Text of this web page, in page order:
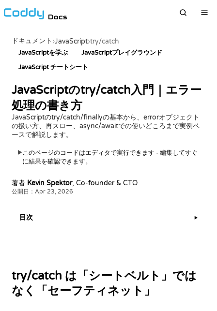
Docs
ドキュメント ›JavaScript›try/catch
JavaScriptを学ぶ
JavaScriptプレイグラウンド
JavaScript チートシート
JavaScriptのtry/catch入門｜エラー
処理の書き方
JavaScriptのtry/catch/finallyの基本から、errorオブジェクト
の扱い方、再スロー、async/awaitでの使いどころまで実例ベ
ースで解説します。
▶このページのコードはエディタで実行できます - 編集してすぐ
に結果を確認できます。
著者 Kevin Spektor, Co-founder & CTO
公開日：Apr 23, 2026
try/catch は「シートベルト」では
なく「セーフティネット」
目次 ▶